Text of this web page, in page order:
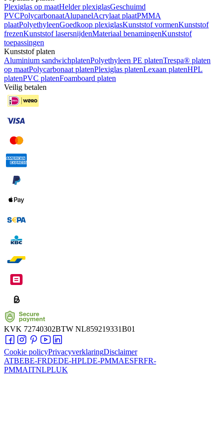
Plexiglas op maatHelder plexiglasGeschuimd
PVCPolycarbonaatAlupanelAcrylaat plaatPMMA
plaatPolyethyleenGoedkoop plexiglasKunststof vormenKunststof
frezenKunststof lasersnijdenMateriaal benamingenKunststof
toepassingen
Kunststof platen
Aluminium sandwichplatenPolyethyleen PE platenTrespa® platen
op maatPolycarbonaat platenPlexiglas platenLexaan platenHPL
platenPVC platenFoamboard platen
Veilig betalen
KVK 72740302BTW NL859219331B01
Cookie policyPrivacyverklaringDisclaimer
ATBEBE-FRDEDE-HPLDE-PMMAESFRFR-
PMMAITNLPLUK